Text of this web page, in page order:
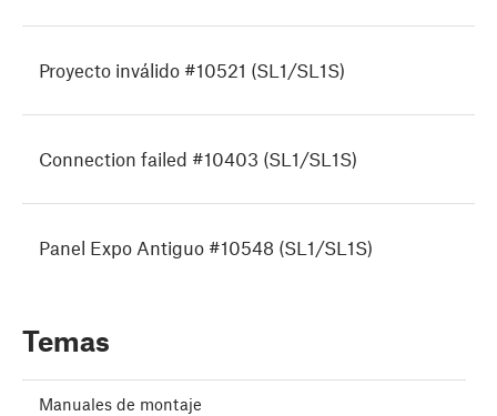
Proyecto inválido #10521 (SL1/SL1S)
Connection failed #10403 (SL1/SL1S)
Panel Expo Antiguo #10548 (SL1/SL1S)
Temas
Manuales de montaje